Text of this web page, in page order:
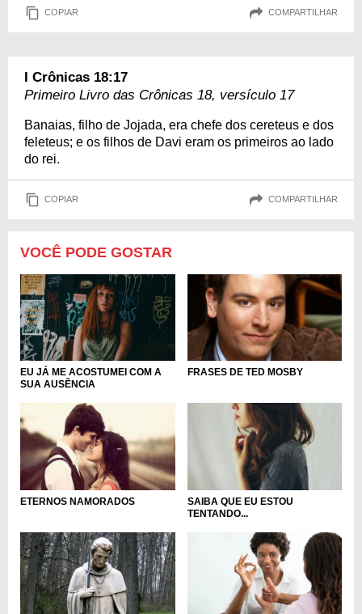
COPIAR COMPARTILHAR
I Crônicas 18:17
Primeiro Livro das Crônicas 18, versículo 17
Banaias, filho de Jojada, era chefe dos cereteus e dos
feleteus; e os filhos de Davi eram os primeiros ao lado
do rei.
COPIAR COMPARTILHAR
VOCÊ PODE GOSTAR
EU JÁ ME ACOSTUMEI COM A
SUA AUSÊNCIA
FRASES DE TED MOSBY
ETERNOS NAMORADOS
SAIBA QUE EU ESTOU
TENTANDO...